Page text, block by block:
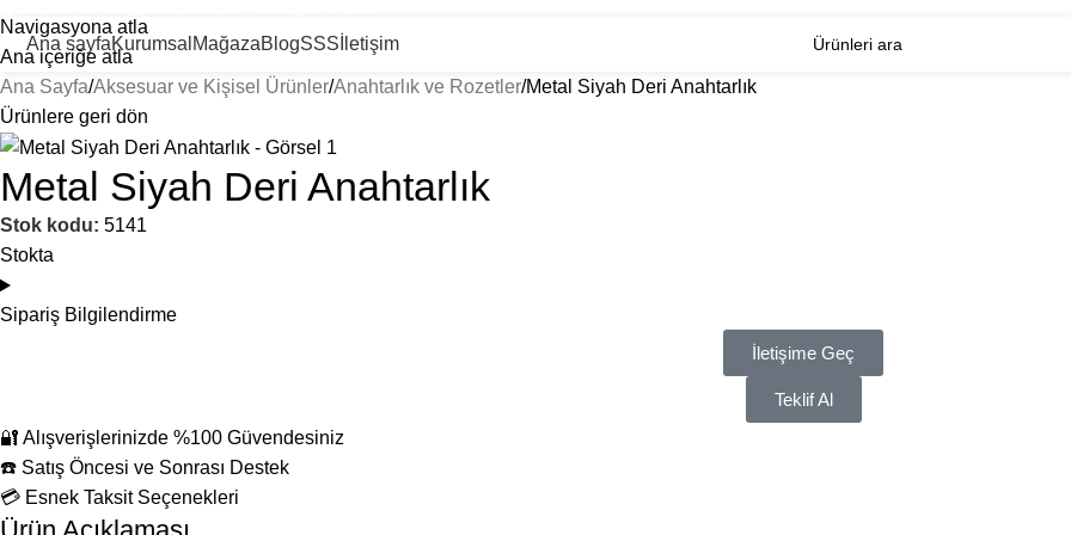
Navigasyona atla
Ana içeriğe atla
Ana sayfaKurumsal MağazaBlogSSS İletişim
Ana Sayfa Aksesuar ve Kişisel Ürünler Anahtarlık ve Rozetler Metal Siyah Deri Anahtarlık
Ürünlere geri dön
Metal Siyah Deri Anahtarlık
Stok kodu: 5141
Stokta
Sipariş Bilgilendirme
İletişime Geç
Teklif Al
🔐 Alışverişlerinizde %100 Güvendesiniz
☎️ Satış Öncesi ve Sonrası Destek
💳 Esnek Taksit Seçenekleri